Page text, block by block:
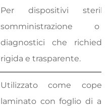
Per dispositivi
somministrazione o
diagnostici che
rigida e trasparente.
Utilizzato come
laminato con foglio di